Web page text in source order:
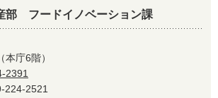
部 フードイノベーション課
庁6階）
2391
224-2521